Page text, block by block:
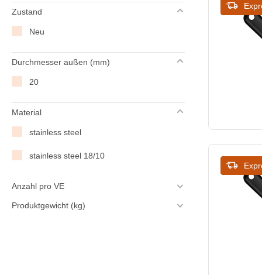
Zustand
Neu
Durchmesser außen (mm)
20
Material
stainless steel
stainless steel 18/10
Anzahl pro VE
Produktgewicht (kg)